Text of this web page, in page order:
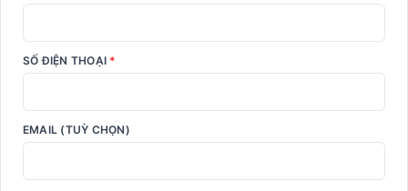
SỐ ĐIỆN THOẠI *
EMAIL (TUỲ CHỌN)